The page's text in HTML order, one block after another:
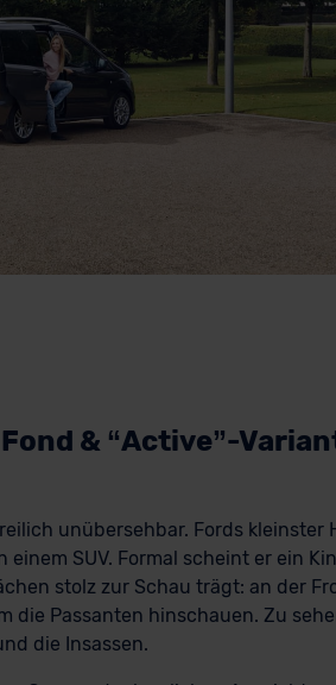
& “Active”-
unübersehbar. Fords kleinster
SUV. Formal scheint er ein
stolz zur Schau trägt: an der
die Passanten hinschauen. Zu
die Insassen.